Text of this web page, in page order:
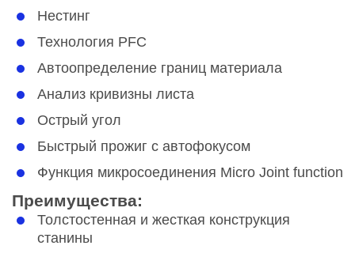
Нестинг
Технология PFC
Автоопределение границ материала
Анализ кривизны листа
Острый угол
Быстрый прожиг с автофокусом
Функция микросоединения Micro Joint function
Преимущества:
Толстостенная и жесткая конструкция
станины